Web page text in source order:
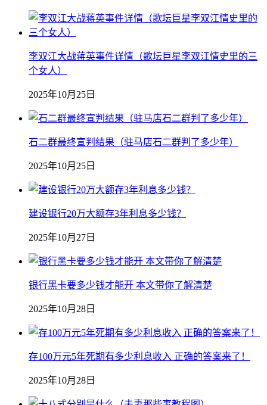
李双江大战蒋英事件详情（歌坛巨星李双江情史里的三
个女人）
2025年10月25日
石二群最终宣判结果（驻马店石二群判了多少年）
2025年10月25日
建设银行20万大额存3年利息多少钱？
2025年10月27日
银行黑卡要多少钱才能开 本文带你了解清楚
2025年10月28日
存100万元5年死期有多少利息收入 正确的答案来了！
2025年10月28日